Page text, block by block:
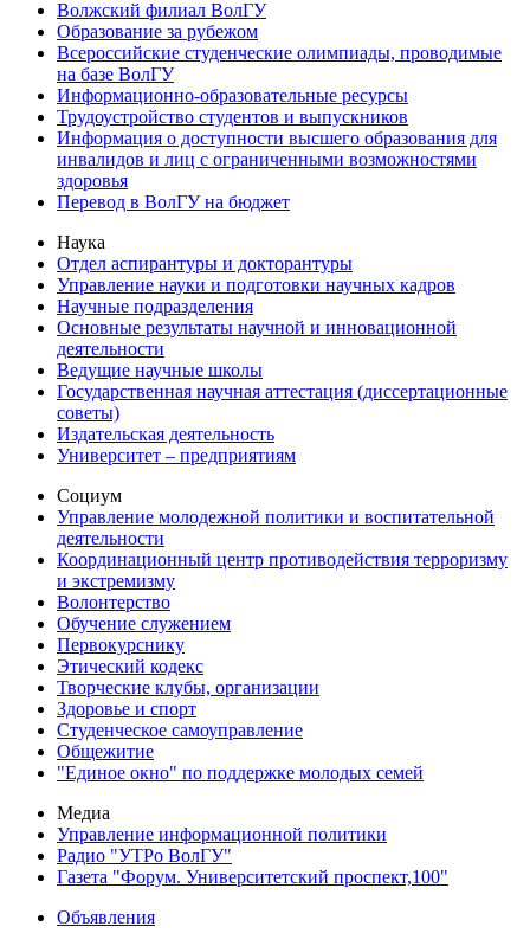
Волжский филиал ВолГУ
Образование за рубежом
Всероссийские студенческие олимпиады, проводимые
на базе ВолГУ
Информационно-образовательные ресурсы
Трудоустройство студентов и выпускников
Информация о доступности высшего образования для
инвалидов и лиц с ограниченными возможностями
здоровья
Перевод в ВолГУ на бюджет
Наука
Отдел аспирантуры и докторантуры
Управление науки и подготовки научных кадров
Научные подразделения
Основные результаты научной и инновационной
деятельности
Ведущие научные школы
Государственная научная аттестация (диссертационные
советы)
Издательская деятельность
Университет – предприятиям
Социум
Управление молодежной политики и воспитательной
деятельности
Координационный центр противодействия терроризму
и экстремизму
Волонтерство
Обучение служением
Первокурснику
Этический кодекс
Творческие клубы, организации
Здоровье и спорт
Студенческое самоуправление
Общежитие
"Единое окно" по поддержке молодых семей
Медиа
Управление информационной политики
Радио "УТРо ВолГУ"
Газета "Форум. Университетский проспект,100"
Объявления